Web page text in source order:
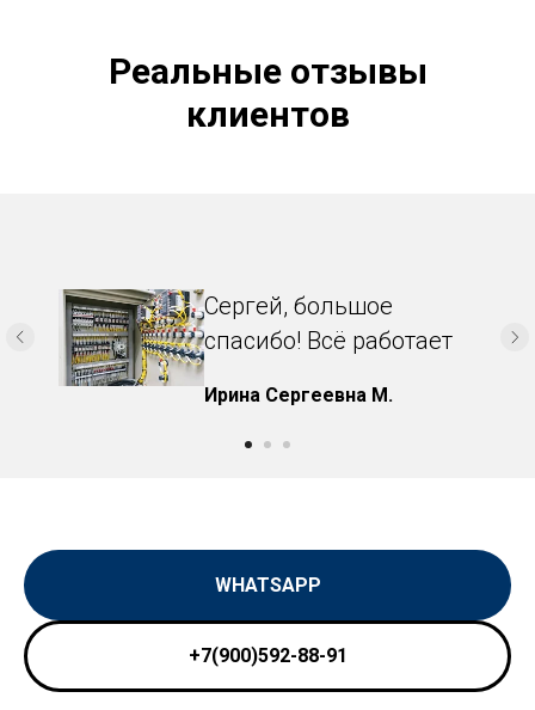
Реальные отзывы
клиентов
Сергей, большое
спасибо! Всё работает
Ирина Сергеевна М.
WHATSAPP
+7(900)592-88-91